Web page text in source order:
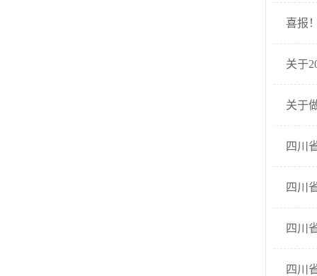
喜报
关于
关于
四川
四川
四川
四川